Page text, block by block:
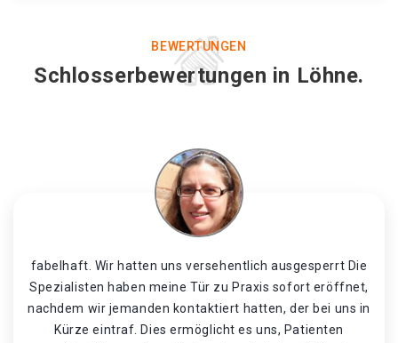
BEWERTUNGEN
Schlosserbewertungen in Löhne.
fabelhaft. Wir hatten uns versehentlich ausgesperrt Die
Spezialisten haben meine Tür zu Praxis sofort eröffnet,
nachdem wir jemanden kontaktiert hatten, der bei uns in
Kürze eintraf. Dies ermöglicht es uns, Patienten